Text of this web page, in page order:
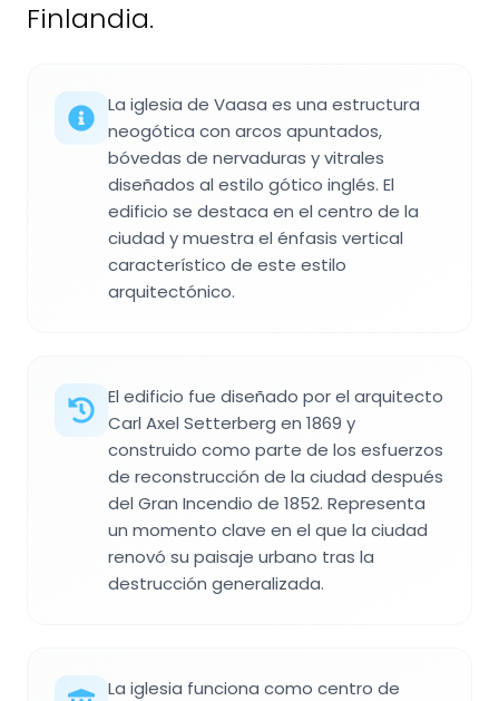
Finlandia.
La iglesia de Vaasa es una estructura
neogótica con arcos apuntados,
bóvedas de nervaduras y vitrales
diseñados al estilo gótico inglés. El
edificio se destaca en el centro de la
ciudad y muestra el énfasis vertical
característico de este estilo
arquitectónico.
El edificio fue diseñado por el arquitecto
Carl Axel Setterberg en 1869 y
construido como parte de los esfuerzos
de reconstrucción de la ciudad después
del Gran Incendio de 1852. Representa
un momento clave en el que la ciudad
renovó su paisaje urbano tras la
destrucción generalizada.
La iglesia funciona como centro de